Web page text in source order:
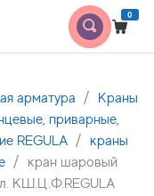
0
арматура
Краны
приварные,
REGULA
краны
кран шаровый
КШ.Ц.Ф.REGULA